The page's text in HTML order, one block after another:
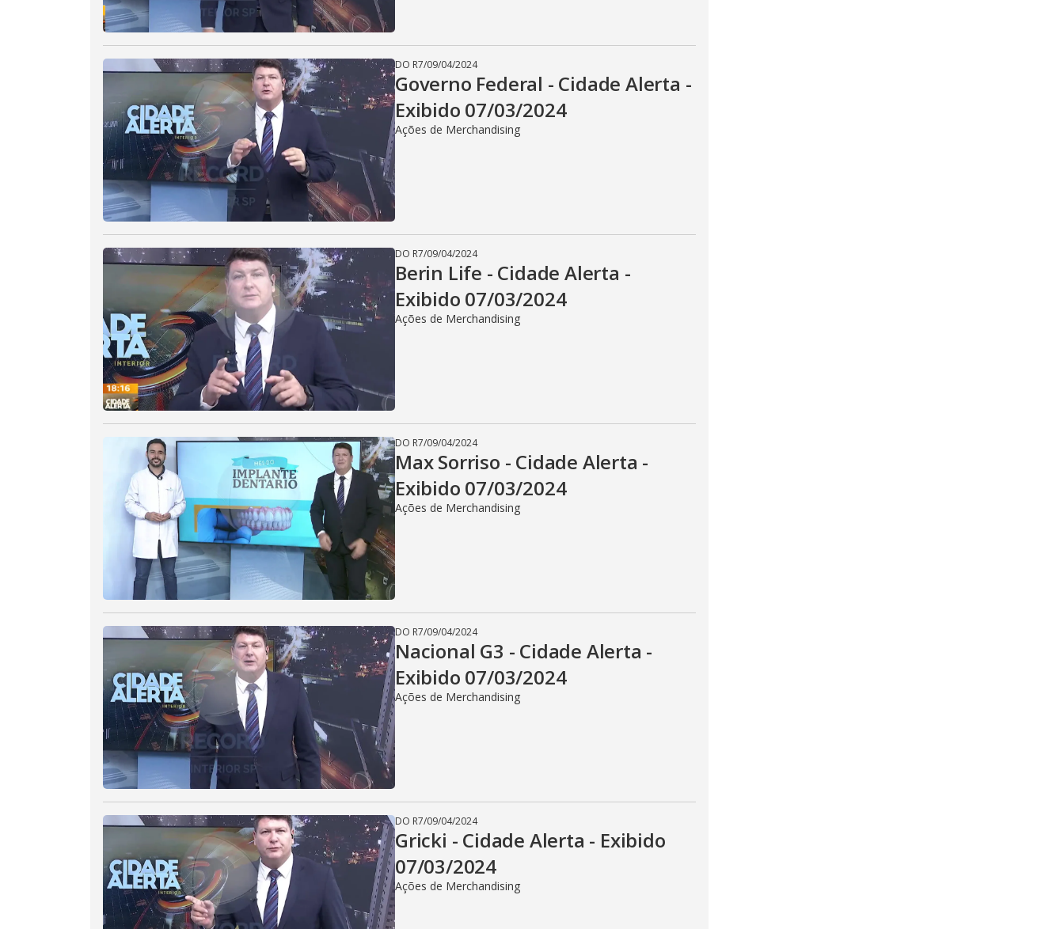
i
d
e
o
DO R7/09/04/2024
Governo Federal - Cidade Alerta -
Exibido 07/03/2024
Ações de Merchandising
DO R7/09/04/2024
Berin Life - Cidade Alerta -
Exibido 07/03/2024
Ações de Merchandising
DO R7/09/04/2024
Max Sorriso - Cidade Alerta -
Exibido 07/03/2024
Ações de Merchandising
DO R7/09/04/2024
Nacional G3 - Cidade Alerta -
Exibido 07/03/2024
Ações de Merchandising
DO R7/09/04/2024
Gricki - Cidade Alerta - Exibido
07/03/2024
Ações de Merchandising